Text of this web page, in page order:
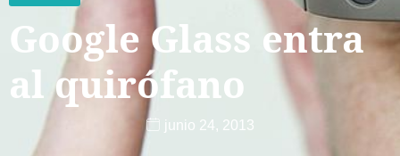
Google Glass entra
al quirófano
junio 24, 2013